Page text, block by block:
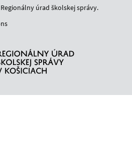
úrad školskej správy.